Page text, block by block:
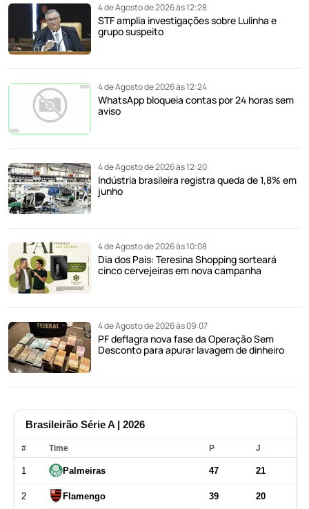
4 de Agosto de 2026 às 12:28
STF amplia investigações sobre Lulinha e
grupo suspeito
4 de Agosto de 2026 às 12:24
WhatsApp bloqueia contas por 24 horas sem
aviso
4 de Agosto de 2026 às 12:20
Indústria brasileira registra queda de 1,8% em
junho
4 de Agosto de 2026 às 10:08
Dia dos Pais: Teresina Shopping sorteará
cinco cervejeiras em nova campanha
4 de Agosto de 2026 às 09:07
PF deflagra nova fase da Operação Sem
Desconto para apurar lavagem de dinheiro